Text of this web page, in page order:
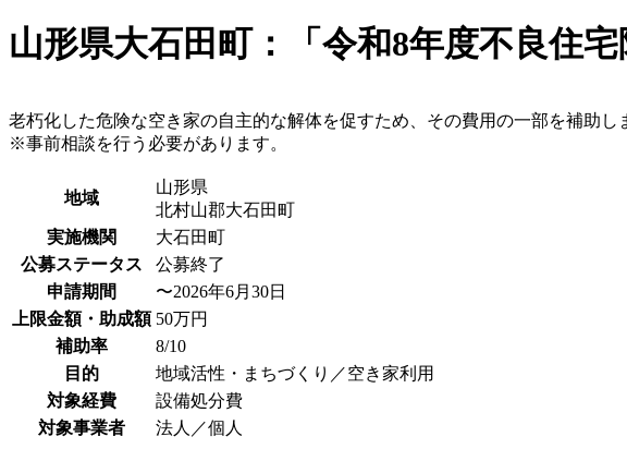
山形県大石田町：「令和8年度不良住宅
老朽化した危険な空き家の自主的な解体を促すため、その費用の一部を補助し
※事前相談を行う必要があります。
地域
山形県
北村山郡大石田町
実施機関
大石田町
公募ステータス
公募終了
申請期間
〜2026年6月30日
上限金額・助成額 50万円
補助率
8/10
目的
地域活性・まちづくり／空き家利用
対象経費
設備処分費
対象事業者
法人／個人